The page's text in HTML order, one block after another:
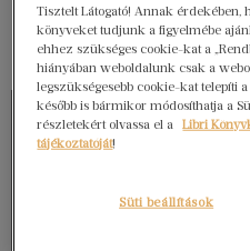
Tisztelt Látogató! Annak
könyveket tudjunk a figyelmébe
ehhez szükséges cookie-kat a
hiányában weboldalunk csak a
legszükségesebb cookie-kat telepíti
később is bármikor módosíthatja a
részletekért olvassa el a
Libri
tájékoztatóját!
Süti beállítások